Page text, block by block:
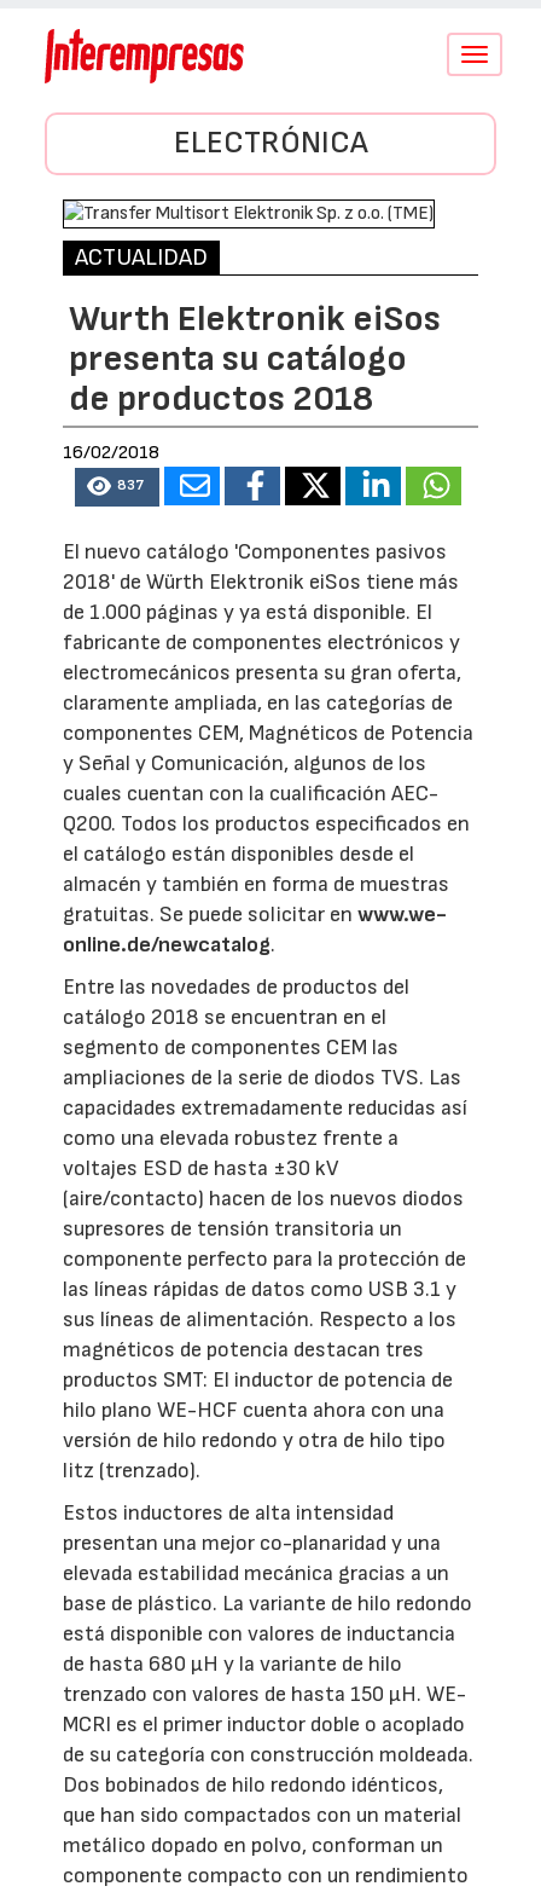
Conmutar
ELECTRÓNICA
ACTUALIDAD
Wurth Elektronik eiSos
presenta su catálogo
de productos 2018
16/02/2018
837
El nuevo catálogo 'Componentes pasivos
2018' de Würth Elektronik eiSos tiene más
de 1.000 páginas y ya está disponible. El
fabricante de componentes electrónicos y
electromecánicos presenta su gran oferta,
claramente ampliada, en las categorías de
componentes CEM, Magnéticos de Potencia
y Señal y Comunicación, algunos de los
cuales cuentan con la cualificación AEC-
Q200. Todos los productos especificados en
el catálogo están disponibles desde el
almacén y también en forma de muestras
gratuitas. Se puede solicitar enwww.we-
online.de/newcatalog.
Entre las novedades de productos del
catálogo 2018 se encuentran en el
segmento de componentes CEM las
ampliaciones de la serie de diodos TVS. Las
capacidades extremadamente reducidas así
como una elevada robustez frente a
voltajes ESD de hasta ±30 kV
(aire/contacto) hacen de los nuevos diodos
supresores de tensión transitoria un
componente perfecto para la protección de
las líneas rápidas de datos como USB 3.1 y
sus líneas de alimentación. Respecto a los
magnéticos de potencia destacan tres
productos SMT: El inductor de potencia de
hilo plano WE-HCF cuenta ahora con una
versión de hilo redondo y otra de hilo tipo
litz (trenzado).
Estos inductores de alta intensidad
presentan una mejor co-planaridad y una
elevada estabilidad mecánica gracias a un
base de plástico. La variante de hilo redondo
está disponible con valores de inductancia
de hasta 680 µH y la variante de hilo
trenzado con valores de hasta 150 µH. WE-
MCRI es el primer inductor doble o acoplado
de su categoría con construcción moldeada.
Dos bobinados de hilo redondo idénticos,
que han sido compactados con un material
metálico dopado en polvo, conforman un
componente compacto con un rendimiento